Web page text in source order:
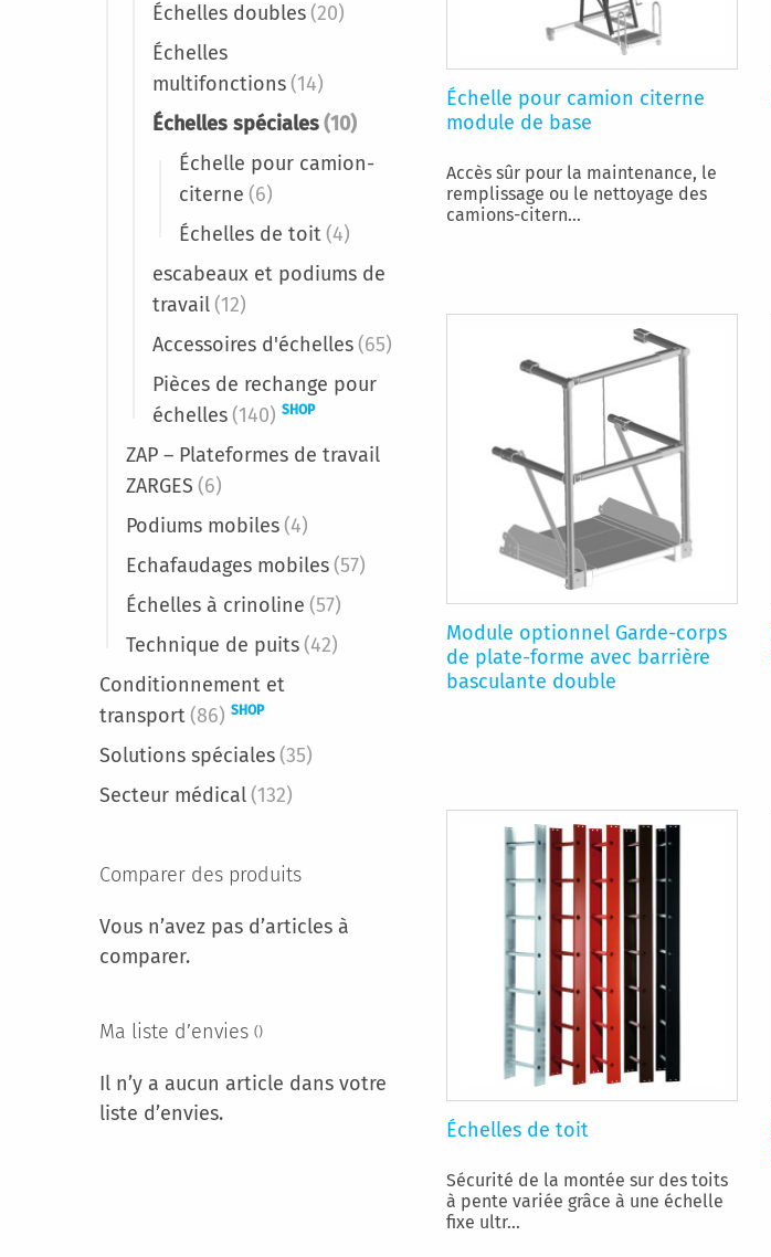
Échelle pour camion citerne
module de base
Accès sûr pour la maintenance, le
remplissage ou le nettoyage des
camions-citern...
Module optionnel Garde-corps
de plate-forme avec barrière
basculante double
Échelles de toit
Sécurité de la montée sur des toits
à pente variée grâce à une échelle
fixe ultr...
Échelles doubles(20)
Échelles
multifonctions(14)
Échelles spéciales(10)
Échelle pour camion-
citerne (6)
Échelles de toit(4)
escabeaux et podiums de
travail(12)
Accessoires d'échelles(65)
Pièces de rechange pour
échelles(140) SHOP
ZAP – Plateformes de travail
ZARGES (6)
Podiums mobiles(4)
Echafaudages mobiles(57)
Échelles à crinoline (57)
Technique de puits(42)
Conditionnement et
transport(86) SHOP
Solutions spéciales(35)
Secteur médical(132)
Comparer des produits
Vous n’avez pas d’articles à
comparer.
Ma liste d’envies
Il n’y a aucun article dans votre
liste d’envies.